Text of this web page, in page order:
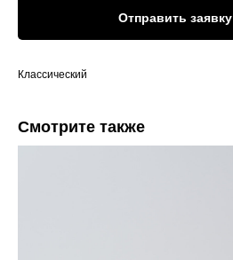
Отправить заявку
Классический
Смотрите также